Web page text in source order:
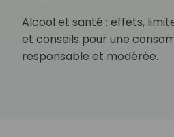
Alcool et santé : effets,
et conseils pour une
responsable et modérée.